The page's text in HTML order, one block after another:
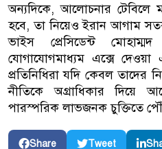
অন্যদিকে, আলোচনার টেবিলে
হবে, তা নিয়েও ইরান আগাম
ভাইস প্রেসিডেন্ট
যোগাযোগমাধ্যম এক্সে দেওয়া
প্রতিনিধিরা যদি কেবল তাদের
নীতিকে অগ্রাধিকার দিয়ে
পারস্পরিক লাভজনক চুক্তিতে
Share Tweet